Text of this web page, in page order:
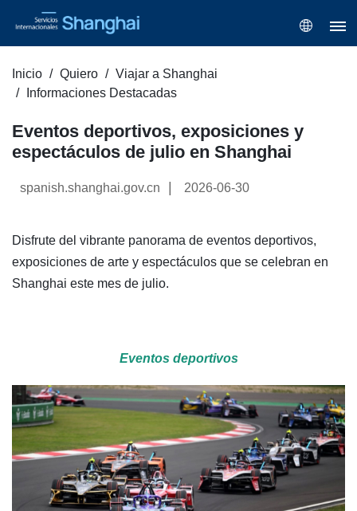
Inicio Quiero
Viajar a Shanghai
Informaciones Destacadas
Eventos deportivos, exposiciones y
espectáculos de julio en Shanghai
spanish.shanghai.gov.cn 2026-06-30
Disfrute del vibrante panorama de eventos deportivos,
exposiciones de arte y espectáculos que se celebran en
Shanghai este mes de julio.
Eventos deportivos